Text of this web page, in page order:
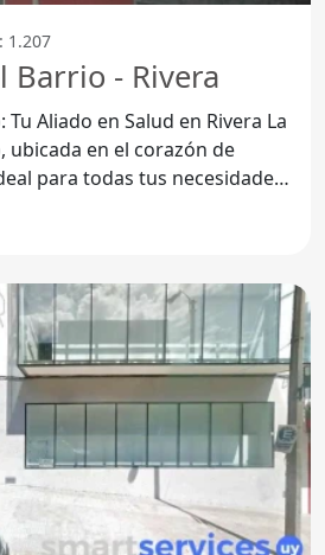
1.207
Barrio - Rivera
Aliado en Salud en Rivera La
ubicada en el corazón de
para todas tus necesidades